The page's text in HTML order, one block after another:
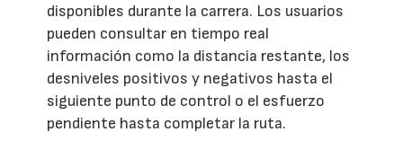
disponibles durante la carrera. Los usuarios
pueden consultar en tiempo real
información como la distancia restante, los
desniveles positivos y negativos hasta el
siguiente punto de control o el esfuerzo
pendiente hasta completar la ruta.